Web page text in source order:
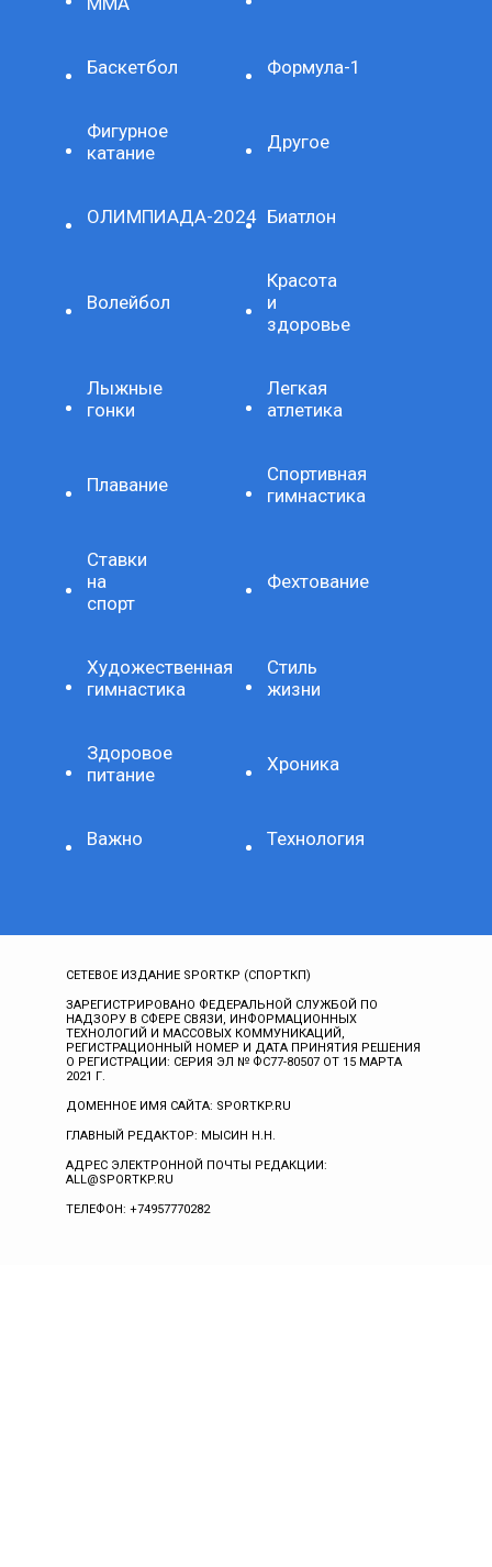
Баскетбол Формула-1
Фигурное
катание
Другое
ОЛИМПИАДА-2024 Биатлон
Волейбол
Красота
и
здоровье
Лыжные
гонки
Легкая
атлетика
Плавание
Спортивная
гимнастика
Ставки
на
спорт
Фехтование
Художественная
гимнастика
Стиль
жизни
Здоровое
питание
Хроника
Важно Технология
СЕТЕВОЕ ИЗДАНИЕ SPORTKP (СПОРТКП)
ЗАРЕГИСТРИРОВАНО ФЕДЕРАЛЬНОЙ СЛУЖБОЙ ПО
НАДЗОРУ В СФЕРЕ СВЯЗИ, ИНФОРМАЦИОННЫХ
ТЕХНОЛОГИЙ И МАССОВЫХ КОММУНИКАЦИЙ,
РЕГИСТРАЦИОННЫЙ НОМЕР И ДАТА ПРИНЯТИЯ РЕШЕНИЯ
О РЕГИСТРАЦИИ: СЕРИЯ ЭЛ № ФС77-80507 ОТ 15 МАРТА
2021 Г.
ДОМЕННОЕ ИМЯ САЙТА: SPORTKP.RU
ГЛАВНЫЙ РЕДАКТОР: МЫСИН Н.Н.
АДРЕС ЭЛЕКТРОННОЙ ПОЧТЫ РЕДАКЦИИ:
ALL@SPORTKP.RU
ТЕЛЕФОН: +74957770282